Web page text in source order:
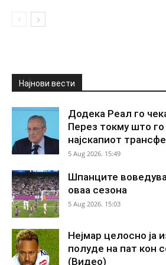
Најнови вести
Додека Реал го
Перез токму што
најскапиот
5 Aug 2026. 15:49
Шпанците
оваа сезона
5 Aug 2026. 15:03
Нејмар целосно ја
полуде на пат кон
(Видео)